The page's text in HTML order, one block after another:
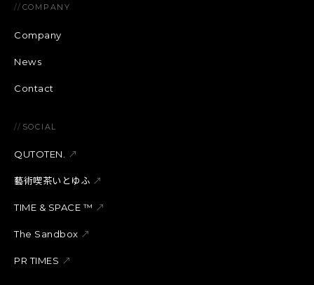
// COMPANY
Company
News
Contact
// SOCIAL
QUTOTEN. ↗
藝術喫茶いとゆふ ↗
TIME & SPACE ™︎ ↗
The Sandbox ↗
PR TIMES ↗